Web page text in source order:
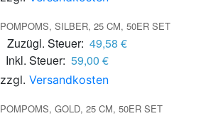
POMPOMS, SILBER, 25 CM, 50ER SET
Zuzügl. Steuer: 49,58 €
Inkl. Steuer: 59,00 €
zzgl. Versandkosten
POMPOMS, GOLD, 25 CM, 50ER SET